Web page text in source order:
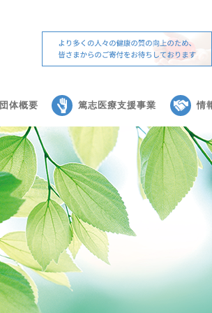
団体概要 篤志医療支援事業 情